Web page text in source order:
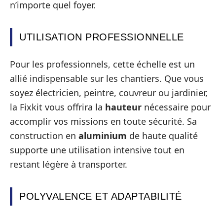
n’importe quel foyer.
UTILISATION PROFESSIONNELLE
Pour les professionnels, cette échelle est un
allié indispensable sur les chantiers. Que vous
soyez électricien, peintre, couvreur ou jardinier,
la Fixkit vous offrira la hauteur nécessaire pour
accomplir vos missions en toute sécurité. Sa
construction en aluminium de haute qualité
supporte une utilisation intensive tout en
restant légère à transporter.
POLYVALENCE ET ADAPTABILITÉ